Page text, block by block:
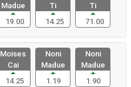
Madue
19.00
Ti
14.25
Ti
71.00
Moises
Cai
14.25
Noni
Madue
1.19
Noni
Madue
1.90